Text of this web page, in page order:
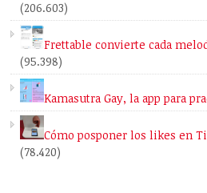
(206.603)
Frettable convierte cada
(95.398)
Kamasutra Gay, la app para
Cómo posponer los likes en
(78.420)